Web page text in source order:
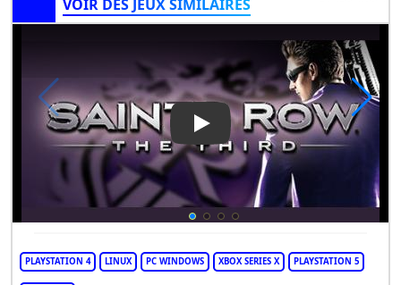
VOIR DES JEUX SIMILAIRES
Play Video: Saints Row: The
PLAYSTATION 4 LINUX PC WINDOWS XBOX SERIES X PLAYSTATION 5